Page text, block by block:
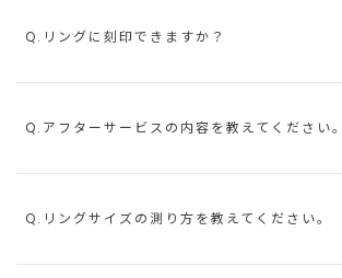
Q.リングに刻印できますか？
Q.アフターサービスの内容を教えてください。
Q.リングサイズの測り方を教えてください。